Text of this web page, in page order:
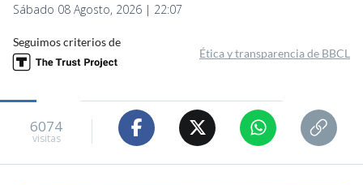
Sábado 08 Agosto, 2026 | 22:07
Seguimos criterios de
Ética y transparencia de BBCL
6074
visitas